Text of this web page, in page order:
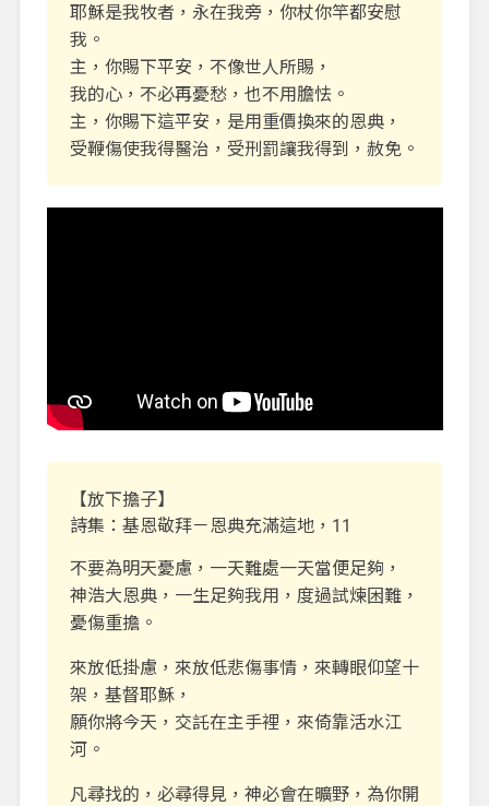
耶穌是我牧者，永在我旁，你杖你竿都安慰
我。
主，你賜下平安，不像世人所賜，
我的心，不必再憂愁，也不用膽怯。
主，你賜下這平安，是用重價換來的恩典，
受鞭傷使我得醫治，受刑罰讓我得到，赦免。
【放下擔子】
詩集：基恩敬拜－恩典充滿這地，11
不要為明天憂慮，一天難處一天當便足夠，
神浩大恩典，一生足夠我用，度過試煉困難，
憂傷重擔。
來放低掛慮，來放低悲傷事情，來轉眼仰望十
架，基督耶穌，
願你將今天，交託在主手裡，來倚靠活水江
河。
凡尋找的，必尋得見，神必會在曠野，為你開